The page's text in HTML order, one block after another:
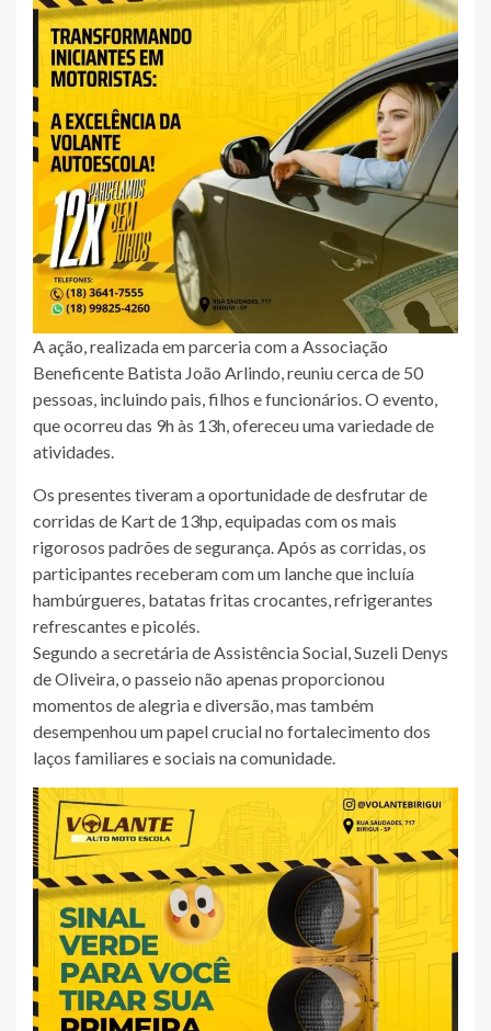
A ação, realizada em parceria com a Associação
Beneficente Batista João Arlindo, reuniu cerca de 50
pessoas, incluindo pais, filhos e funcionários. O evento,
que ocorreu das 9h às 13h, ofereceu uma variedade de
atividades.
Os presentes tiveram a oportunidade de desfrutar de
corridas de Kart de 13hp, equipadas com os mais
rigorosos padrões de segurança. Após as corridas, os
participantes receberam com um lanche que incluía
hambúrgueres, batatas fritas crocantes, refrigerantes
refrescantes e picolés.
Segundo a secretária de Assistência Social, Suzeli Denys
de Oliveira, o passeio não apenas proporcionou
momentos de alegria e diversão, mas também
desempenhou um papel crucial no fortalecimento dos
laços familiares e sociais na comunidade.